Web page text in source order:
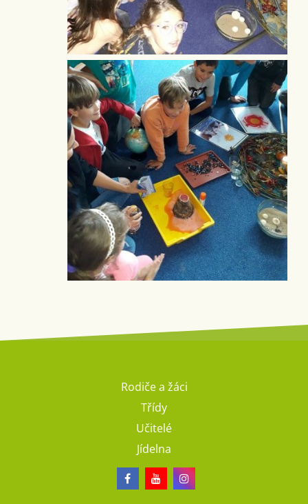
Rodiče a žáci
Třídy
Učitelé
Jídelna